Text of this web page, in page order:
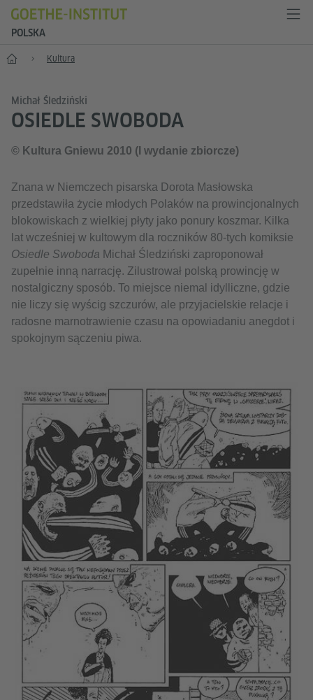
POLSKA
Start Kultura
Michał Śledziński
OSIEDLE SWOBODA
© Kultura Gniewu 2010 (I wydanie zbiorcze)
Znana w Niemczech pisarska Dorota Masłowska
przedstawiła życie młodych Polaków na prowincjonalnych
blokowiskach z wielkiej płyty jako ponury koszmar. Kilka
lat wcześniej w kultowym dla roczników 80-tych komiksie
Osiedle Swoboda Michał Śledziński zaproponował
zupełnie inną narrację. Zilustrował polską prowincję w
nostalgiczny sposób. To miejsce niemal idylliczne, gdzie
nie liczy się wyścig szczurów, ale przyjacielskie relacje i
radosne marnotrawienie czasu na opowiadaniu anegdot i
spokojnym sączeniu piwa.